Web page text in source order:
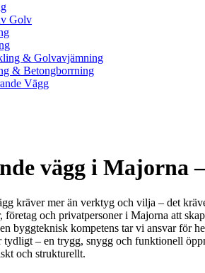
Golv
& Golvavjämning
& Betongborrning
Vägg
vägg i Majorna
kräver mer än verktyg och vilja – det
företag och privatpersoner i Majorna att
byggteknisk kompetens tar vi ansvar för
– en trygg, snygg och funktionell
och strukturellt.